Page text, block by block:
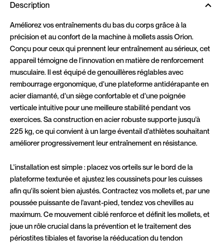
Description
Améliorez vos entraînements du bas du corps grâce à la
précision et au confort de la machine à mollets assis Orion.
Conçu pour ceux qui prennent leur entraînement au sérieux, cet
appareil témoigne de l'innovation en matière de renforcement
musculaire. Il est équipé de genouillères réglables avec
rembourrage ergonomique, d'une plateforme antidérapante en
acier diamanté, d'un siège confortable et d'une poignée
verticale intuitive pour une meilleure stabilité pendant vos
exercices. Sa construction en acier robuste supporte jusqu'à
225 kg, ce qui convient à un large éventail d'athlètes souhaitant
améliorer progressivement leur entraînement en résistance.
L'installation est simple : placez vos orteils sur le bord de la
plateforme texturée et ajustez les coussinets pour les cuisses
afin qu'ils soient bien ajustés. Contractez vos mollets et, par une
poussée puissante de l'avant-pied, tendez vos chevilles au
maximum. Ce mouvement ciblé renforce et définit les mollets, et
joue un rôle crucial dans la prévention et le traitement des
périostites tibiales et favorise la rééducation du tendon